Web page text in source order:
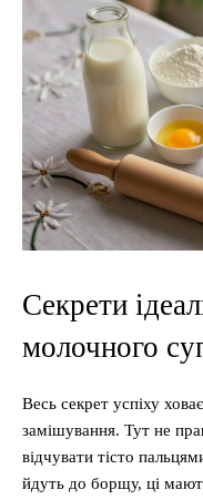
Секрети
молочного
Весь секрет успіху
замішування. Тут не
відчувати тісто
йдуть до борщу, ці